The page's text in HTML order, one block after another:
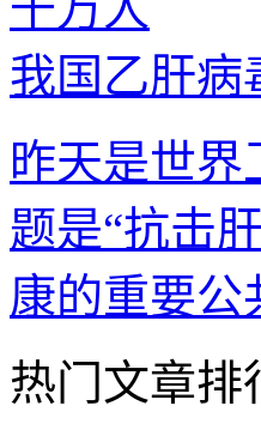
我国乙肝病
昨天是世界
题是“抗击
康的重要公
热门文章排